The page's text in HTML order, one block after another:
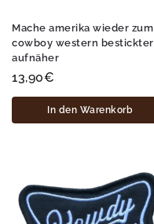
Mache amerika wieder zum
cowboy western bestickter
aufnäher
13,90€
In den Warenkorb